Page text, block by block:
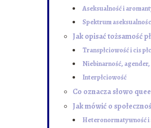
Aseksualność i
Spektrum
Jak opisać tożsamość
Transpłciowość i cis
Niebinarność,
Interpłciowość
Co oznacza słowo
Jak mówić o
Heteronormatywność